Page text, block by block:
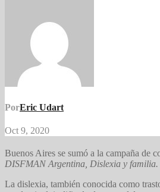
PorEric Udart
Oct 9, 2020
Buenos Aires se sumó a la campaña de
DISFMAN Argentina, Dislexia y familia.
La dislexia, también conocida como